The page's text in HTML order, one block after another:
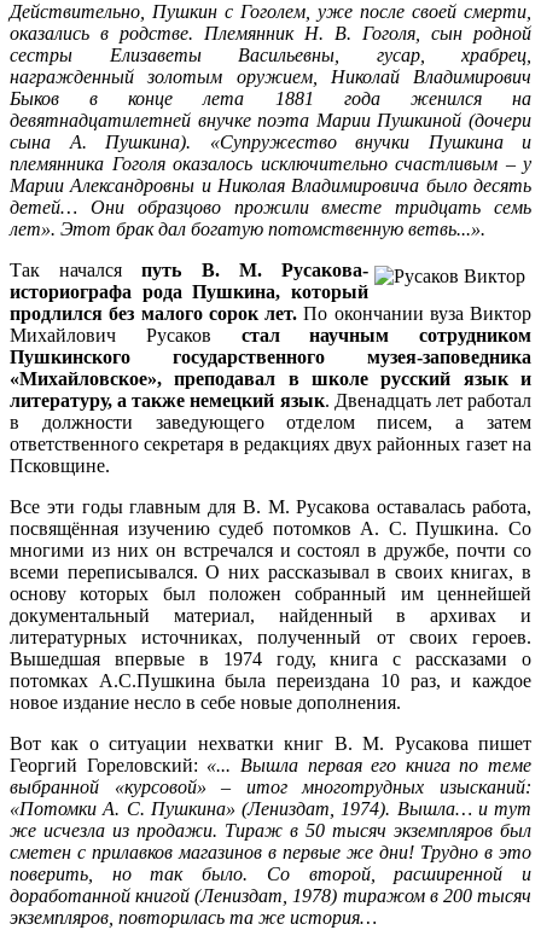
Действительно, Пушкин с Гоголем, уже после своей смерти,
оказались в родстве. Племянник Н. В. Гоголя, сын родной
сестры Елизаветы Васильевны, гусар, храбрец,
награжденный золотым оружием, Николай Владимирович
Быков в конце лета 1881 года женился на
девятнадцатилетней внучке поэта Марии Пушкиной (дочери
сына А. Пушкина). «Супружество внучки Пушкина и
племянника Гоголя оказалось исключительно счастливым – у
Марии Александровны и Николая Владимировича было десять
детей… Они образцово прожили вместе тридцать семь
лет». Этот брак дал богатую потомственную ветвь...».
Так началсяпуть В. М. Русакова-
историографа рода Пушкина, который
продлился без малого сорок лет. По окончании вуза Виктор
Михайлович Русаков стал научным сотрудником
Пушкинского государственного музея-заповедника
«Михайловское», преподавал в школе русский язык и
литературу, а также немецкий язык. Двенадцать лет работал
в должности заведующего отделом писем, а затем
ответственного секретаря в редакциях двух районных газет на
Псковщине.
Все эти годы главным для В. М. Русакова оставалась работа,
посвящённая изучению судеб потомков А. С. Пушкина. Со
многими из них он встречался и состоял в дружбе, почти со
всеми переписывался. О них рассказывал в своих книгах, в
основу которых был положен собранный им ценнейшей
документальный материал, найденный в архивах и
литературных источниках, полученный от своих героев.
Вышедшая впервые в 1974 году, книга с рассказами о
потомках А.С.Пушкина была переиздана 10 раз, и каждое
новое издание несло в себе новые дополнения.
Вот как о ситуации нехватки книг В. М. Русакова пишет
Георгий Гореловский: «... Вышла первая его книга по теме
выбранной «курсовой» – итог многотрудных изысканий:
«Потомки А. С. Пушкина» (Лениздат, 1974). Вышла… и тут
же исчезла из продажи. Тираж в 50 тысяч экземпляров был
сметен с прилавков магазинов в первые же дни! Трудно в это
поверить, но так было. Со второй, расширенной и
доработанной книгой (Лениздат, 1978) тиражом в 200 тысяч
экземпляров, повторилась та же история…